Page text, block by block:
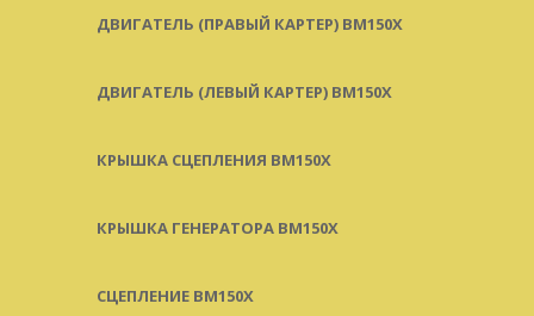
ДВИГАТЕЛЬ (ПРАВЫЙ КАРТЕР) BM150X
ДВИГАТЕЛЬ (ЛЕВЫЙ КАРТЕР) BM150X
КРЫШКА СЦЕПЛЕНИЯ BM150X
КРЫШКА ГЕНЕРАТОРА BM150X
СЦЕПЛЕНИЕ BM150X